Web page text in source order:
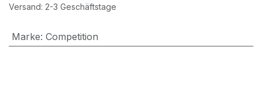
Versand: 2-3 Geschäftstage
Marke: Competition